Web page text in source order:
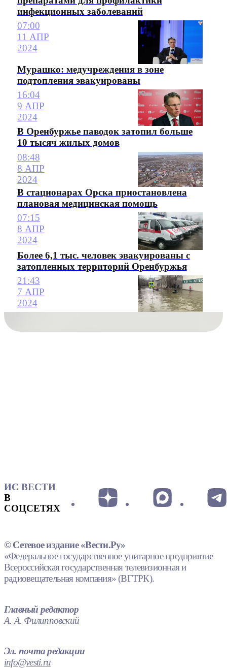
инфекционных заболеваний
07:00
11 АПР
2024
Мурашко: медучреждения в зоне
подтопления эвакуированы
16:04
9 АПР
2024
В Оренбуржье паводок затопил больше
10 тысяч жилых домов
08:48
8 АПР
2024
В стационарах Орска приостановлена
плановая медицинская помощь
07:15
8 АПР
2024
Более 6,1 тыс. человек эвакуированы с
затопленных территорий Оренбуржья
21:43
7 АПР
2024
ИС ВЕСТИ
В
СОЦСЕТЯХ
© Сетевое издание «Вести.Ру»
«Федеральное государственное унитарное предприятие
Всероссийская государственная телевизионная и
радиовещательная компания» (ВГТРК).
Главный редактор
А. А. Филипповский
Эл. почта редакции
info@vesti.ru